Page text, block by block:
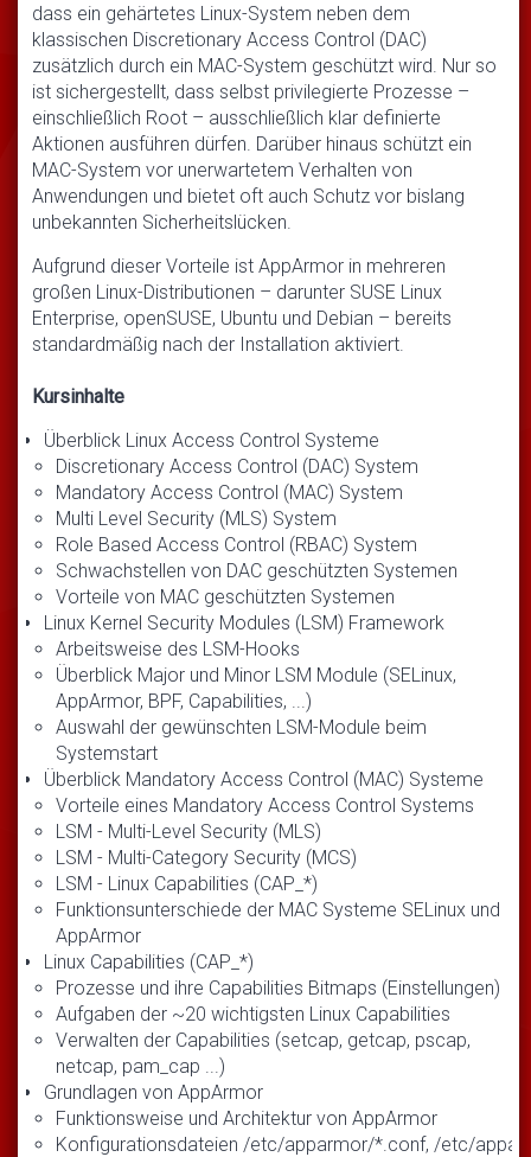
dass ein gehärtetes Linux-System neben dem
klassischen Discretionary Access Control (DAC)
zusätzlich durch ein MAC-System geschützt wird. Nur so
ist sichergestellt, dass selbst privilegierte Prozesse –
einschließlich Root – ausschließlich klar definierte
Aktionen ausführen dürfen. Darüber hinaus schützt ein
MAC-System vor unerwartetem Verhalten von
Anwendungen und bietet oft auch Schutz vor bislang
unbekannten Sicherheitslücken.
Aufgrund dieser Vorteile ist AppArmor in mehreren
großen Linux-Distributionen – darunter SUSE Linux
Enterprise, openSUSE, Ubuntu und Debian – bereits
standardmäßig nach der Installation aktiviert.
Kursinhalte
Überblick Linux Access Control Systeme
Discretionary Access Control (DAC) System
Mandatory Access Control (MAC) System
Multi Level Security (MLS) System
Role Based Access Control (RBAC) System
Schwachstellen von DAC geschützten Systemen
Vorteile von MAC geschützten Systemen
Linux Kernel Security Modules (LSM) Framework
Arbeitsweise des LSM-Hooks
Überblick Major und Minor LSM Module (SELinux,
AppArmor, BPF, Capabilities, ...)
Auswahl der gewünschten LSM-Module beim
Systemstart
Überblick Mandatory Access Control (MAC) Systeme
Vorteile eines Mandatory Access Control Systems
LSM - Multi-Level Security (MLS)
LSM - Multi-Category Security (MCS)
LSM - Linux Capabilities (CAP_*)
Funktionsunterschiede der MAC Systeme SELinux und
AppArmor
Linux Capabilities (CAP_*)
Prozesse und ihre Capabilities Bitmaps (Einstellungen)
Aufgaben der ~20 wichtigsten Linux Capabilities
Verwalten der Capabilities (setcap, getcap, pscap,
netcap, pam_cap ...)
Grundlagen von AppArmor
Funktionsweise und Architektur von AppArmor
Konfigurationsdateien /etc/apparmor/*.conf, /etc/